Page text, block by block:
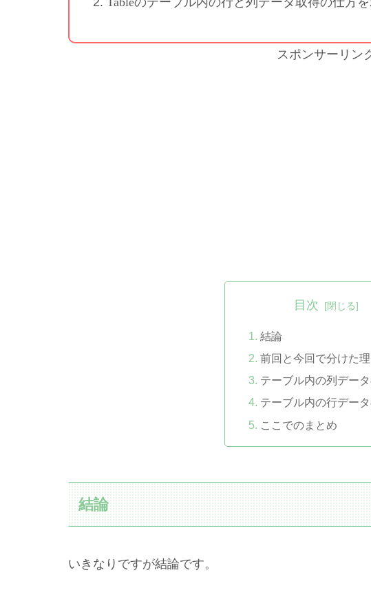
スポンサーリン
目次
結論
前回と今回で分けた
テーブル内の列デー
テーブル内の行デー
ここでのまとめ
結論
いきなりですが結論です。